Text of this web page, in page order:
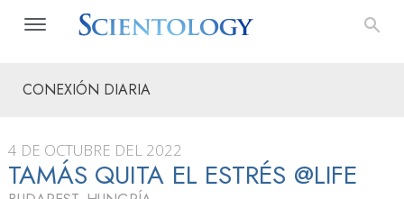
CONEXIÓN DIARIA
4 DE OCTUBRE DEL 2022
TAMÁS QUITA EL ESTRÉS @LIFE